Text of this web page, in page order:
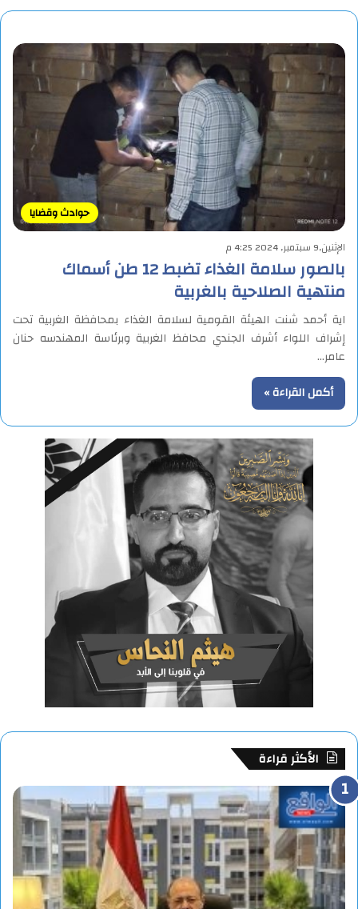
حوادث وقضايا
الإثنين,9 سبتمبر, 2024 4:25 م
بالصور سلامة الغذاء تضبط 12 طن أسماك
منتهية الصلاحية بالغربية
اية أحمد شنت الهيئة القومية لسلامة الغذاء بمحافظة الغربية تحت
إشراف اللواء أشرف الجندي محافظ الغربية وبرئاسة المهندسه حنان
عامر…
أكمل القراءة »
الأكثر قراءة